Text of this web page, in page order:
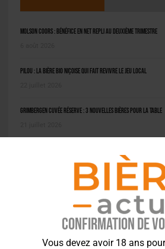
Confirmation de
Vous devez avoir 18 ans
Molson Coors : bénéfice en net repli au deuxième trimestre
Pilou : la bière bio niçoise qui fait revivre le jeu local
Grimbergen Cuvée Réserve : 3 nouvelles bières pour la table